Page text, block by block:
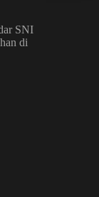
SNI
di